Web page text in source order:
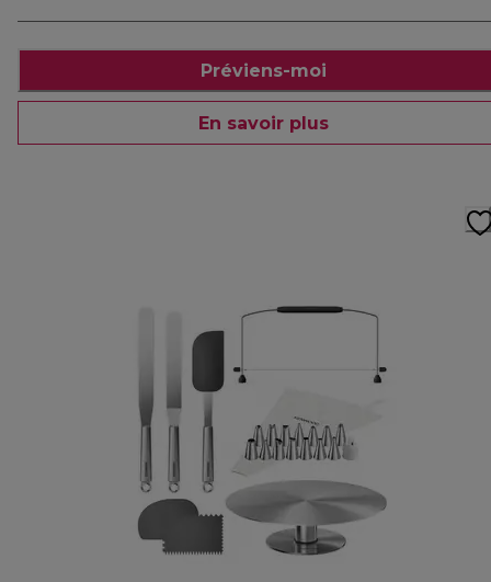
Préviens-moi
En savoir plus